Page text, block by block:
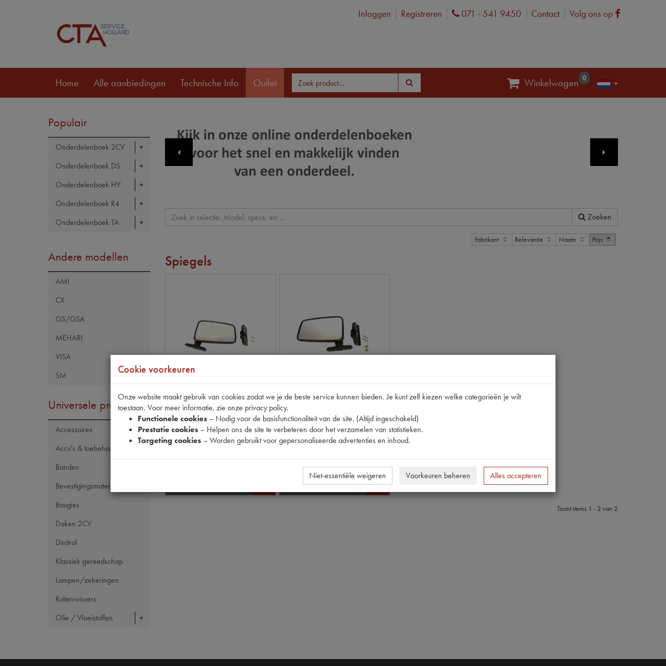
Inloggen Registreren Phone
071 - 541 9450 Contact Volg ons op Facebook
Home Alle aanbiedingen Technische Info Outlet Winkelwagen 0
Populair
Onderdelenboek 2CV
Onderdelenboek DS
Onderdelenboek HY
Onderdelenboek R4
Onderdelenboek TA
Andere modellen
AMI
CX
GS/GSA
MEHARI
VISA
SM
Universele producten
Accessoires
Accu's & toebehoren
Banden
Bevestigingsmateriaal
Bougies
Daken 2CV
Dinitrol
Klassiek gereedschap
Lampen/zekeringen
Ruitenwissers
Olie / Vloeistoffen
Zoeken
Fabrikant Relevantie Naam Prijs
Spiegels
SPIEGEL RECHTS ZWART
op voorraad
Productnummer2660014
€47,80
SPIEGEL LINKS ZWART
op voorraad
Productnummer 2660013
€47,80
39,50excl. btw)
Info
Toont items 1 - 2 van 2
Cookie voorkeuren
Onze website maakt gebruik van cookies zodat we je de beste service kunnen bieden. Je kunt zelf kiezen welke categorieën je wilt
toestaan. Voor meer informatie, zie onze privacy policy.
Functionele cookies – Nodig voor de basisfunctionaliteit van de site. (Altijd ingeschakeld)
Prestatie cookies – Helpen ons de site te verbeteren door het verzamelen van statistieken.
Targeting cookies – Worden gebruikt voor gepersonaliseerde advertenties en inhoud.
Niet-essentiële weigeren Voorkeuren beheren Alles accepteren